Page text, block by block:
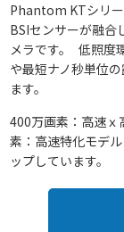
Phantom KTシリ
BSIセンサーが融合
メラです。 低照度
や最短ナノ秒単位
ます。
400万画素：高速
素：高速特化モデ
ップしています。